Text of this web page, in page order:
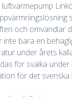
och omvandlar
inte bara en
under årets
för svalka
för det svenska